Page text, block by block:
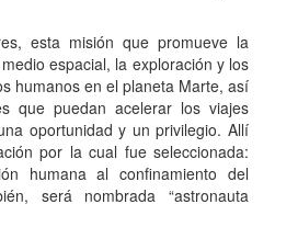
esta misión que promueve la
espacial, la exploración y los
humanos en el planeta Marte, así
que puedan acelerar los viajes
oportunidad y un privilegio. Allí
por la cual fue seleccionada:
humana al confinamiento del
será nombrada “astronauta